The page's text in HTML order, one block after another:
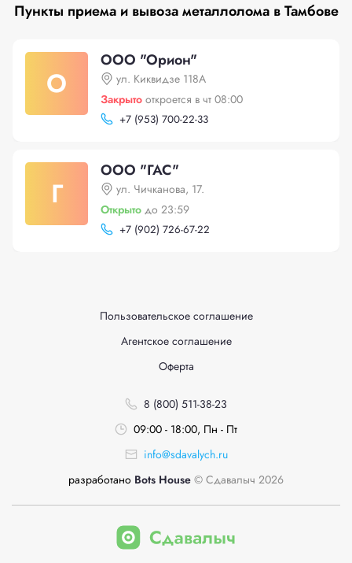
Пункты приема и вывоза металлолома в Тамбове
О
ООО "Орион"
ул. Киквидзе 118А
Закрыто откроется в чт 08:00
+7 (953) 700-22-33
Г
ООО "ГАС"
ул. Чичканова, 17.
Открыто до 23:59
+7 (902) 726-67-22
Пользовательское соглашение
Агентское соглашение
Оферта
8 (800) 511-38-23
09:00 - 18:00, Пн - Пт
info@sdavalych.ru
разработано Bots House © Сдавалыч 2026